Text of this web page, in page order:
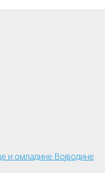
и омладине Војводине